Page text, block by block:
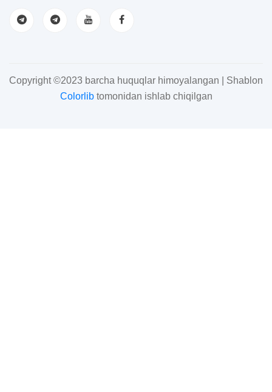
Copyright ©2023 barcha huquqlar himoyalangan | Shablon
Colorlibtomonidan ishlab chiqilgan